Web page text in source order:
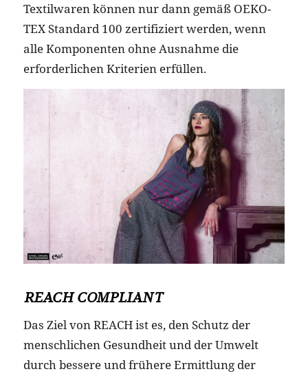
Textilwaren können nur dann gemäß OEKO-
TEX Standard 100 zertifiziert werden, wenn
alle Komponenten ohne Ausnahme die
erforderlichen Kriterien erfüllen.
REACH COMPLIANT
Das Ziel von REACH ist es, den Schutz der
menschlichen Gesundheit und der Umwelt
durch bessere und frühere Ermittlung der